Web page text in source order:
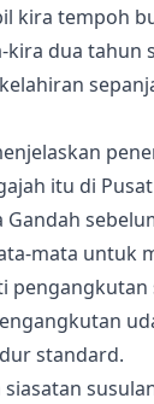
kira tempoh
dua tahun
itu di
Gandah
mata untuk
pengangkutan
standard.
siasatan